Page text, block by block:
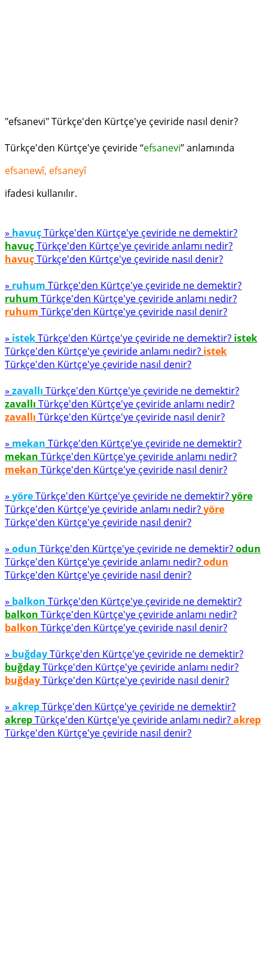
"efsanevi" Türkçe'den Kürtçe'ye çeviride nasıl denir?
Türkçe'den Kürtçe'ye çeviride “efsanevi” anlamında
efsanewî, efsaneyî
ifadesi kullanılır.
» havuçTürkçe'den Kürtçe'ye çeviride ne demektir?
havuçTürkçe'den Kürtçe'ye çeviride anlamı nedir?
havuçTürkçe'den Kürtçe'ye çeviride nasıl denir?
» ruhum Türkçe'den Kürtçe'ye çeviride ne demektir?
ruhum Türkçe'den Kürtçe'ye çeviride anlamı nedir?
ruhum Türkçe'den Kürtçe'ye çeviride nasıl denir?
» istekTürkçe'den Kürtçe'ye çeviride ne demektir? istek
Türkçe'den Kürtçe'ye çeviride anlamı nedir? istek
Türkçe'den Kürtçe'ye çeviride nasıl denir?
» zavallı Türkçe'den Kürtçe'ye çeviride ne demektir?
zavallı Türkçe'den Kürtçe'ye çeviride anlamı nedir?
zavallı Türkçe'den Kürtçe'ye çeviride nasıl denir?
» mekan Türkçe'den Kürtçe'ye çeviride ne demektir?
mekan Türkçe'den Kürtçe'ye çeviride anlamı nedir?
mekan Türkçe'den Kürtçe'ye çeviride nasıl denir?
» yöreTürkçe'den Kürtçe'ye çeviride ne demektir?yöre
Türkçe'den Kürtçe'ye çeviride anlamı nedir?yöre
Türkçe'den Kürtçe'ye çeviride nasıl denir?
» odun Türkçe'den Kürtçe'ye çeviride ne demektir?odun
Türkçe'den Kürtçe'ye çeviride anlamı nedir?odun
Türkçe'den Kürtçe'ye çeviride nasıl denir?
» balkon Türkçe'den Kürtçe'ye çeviride ne demektir?
balkon Türkçe'den Kürtçe'ye çeviride anlamı nedir?
balkon Türkçe'den Kürtçe'ye çeviride nasıl denir?
» buğdayTürkçe'den Kürtçe'ye çeviride ne demektir?
buğdayTürkçe'den Kürtçe'ye çeviride anlamı nedir?
buğdayTürkçe'den Kürtçe'ye çeviride nasıl denir?
» akrepTürkçe'den Kürtçe'ye çeviride ne demektir?
akrepTürkçe'den Kürtçe'ye çeviride anlamı nedir?akrep
Türkçe'den Kürtçe'ye çeviride nasıl denir?